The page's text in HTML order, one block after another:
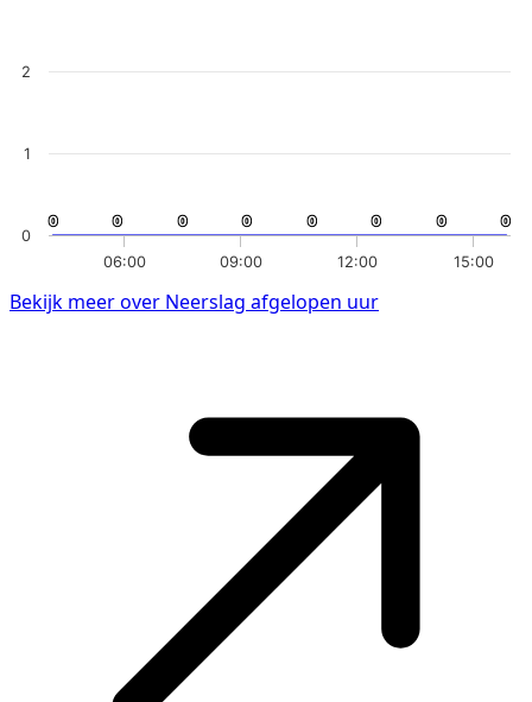
0
0 0
0 0
0 0
0 0
0 0
0 0
0 0
0
06:00 09:00 12:00 15:00
0
1
2
Bekijk meer over Neerslag afgelopen uur